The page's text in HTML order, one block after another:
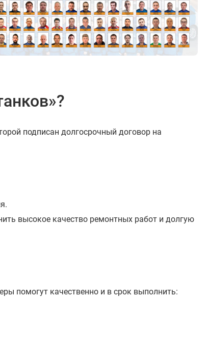
подписан долгосрочный договор на
высокое качество ремонтных работ и долгую
помогут качественно и в срок выполнить: